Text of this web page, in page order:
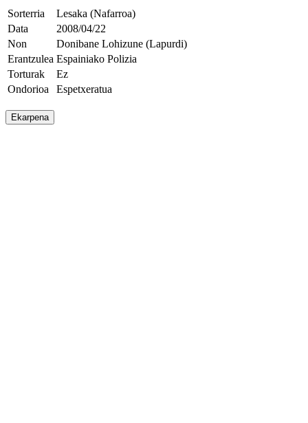
Sorterria
Lesaka (Nafarroa)
Data
2008/04/22
Non
Donibane Lohizune (Lapurdi)
Erantzulea Espainiako Polizia
Torturak
Ez
Ondorioa
Espetxeratua